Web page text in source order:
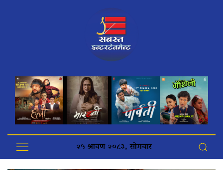
२५ श्रावण २०८३, सोमबार